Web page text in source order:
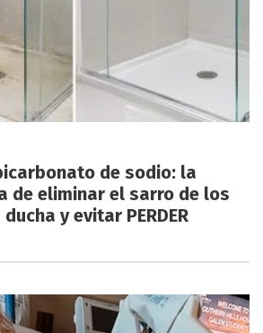
de sodio: la
de eliminar el sarro de los
y evitar PERDER